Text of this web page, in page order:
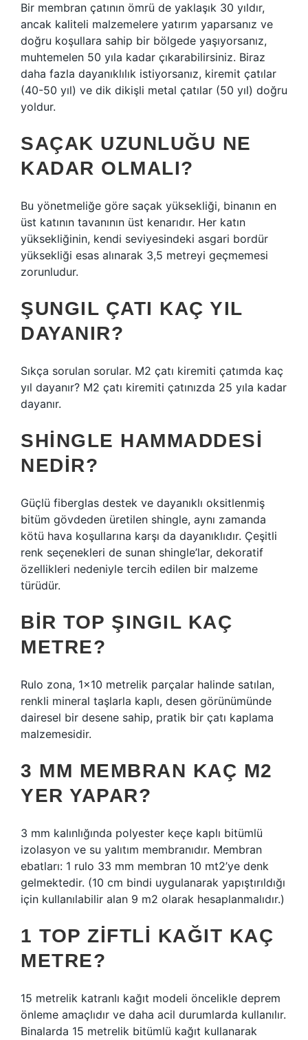
Bir membran çatının ömrü de yaklaşık 30 yıldır,
ancak kaliteli malzemelere yatırım yaparsanız ve
doğru koşullara sahip bir bölgede yaşıyorsanız,
muhtemelen 50 yıla kadar çıkarabilirsiniz. Biraz
daha fazla dayanıklılık istiyorsanız, kiremit çatılar
(40-50 yıl) ve dik dikişli metal çatılar (50 yıl) doğru
yoldur.
SAÇAK UZUNLUĞU NE
KADAR OLMALI?
Bu yönetmeliğe göre saçak yüksekliği, binanın en
üst katının tavanının üst kenarıdır. Her katın
yüksekliğinin, kendi seviyesindeki asgari bordür
yüksekliği esas alınarak 3,5 metreyi geçmemesi
zorunludur.
ŞUNGIL ÇATI KAÇ YIL
DAYANIR?
Sıkça sorulan sorular. M2 çatı kiremiti çatımda kaç
yıl dayanır? M2 çatı kiremiti çatınızda 25 yıla kadar
dayanır.
SHINGLE HAMMADDESI
NEDIR?
Güçlü fiberglas destek ve dayanıklı oksitlenmiş
bitüm gövdeden üretilen shingle, aynı zamanda
kötü hava koşullarına karşı da dayanıklıdır. Çeşitli
renk seçenekleri de sunan shingle’lar, dekoratif
özellikleri nedeniyle tercih edilen bir malzeme
türüdür.
BIR TOP ŞINGIL KAÇ
METRE?
Rulo zona, 1×10 metrelik parçalar halinde satılan,
renkli mineral taşlarla kaplı, desen görünümünde
dairesel bir desene sahip, pratik bir çatı kaplama
malzemesidir.
3 MM MEMBRAN KAÇ M2
YER YAPAR?
3 mm kalınlığında polyester keçe kaplı bitümlü
izolasyon ve su yalıtım membranıdır. Membran
ebatları: 1 rulo 33 mm membran 10 mt2’ye denk
gelmektedir. (10 cm bindi uygulanarak yapıştırıldığı
için kullanılabilir alan 9 m2 olarak hesaplanmalıdır.)
1 TOP ZIFTLI KAĞIT KAÇ
METRE?
15 metrelik katranlı kağıt modeli öncelikle deprem
önleme amaçlıdır ve daha acil durumlarda kullanılır.
Binalarda 15 metrelik bitümlü kağıt kullanarak